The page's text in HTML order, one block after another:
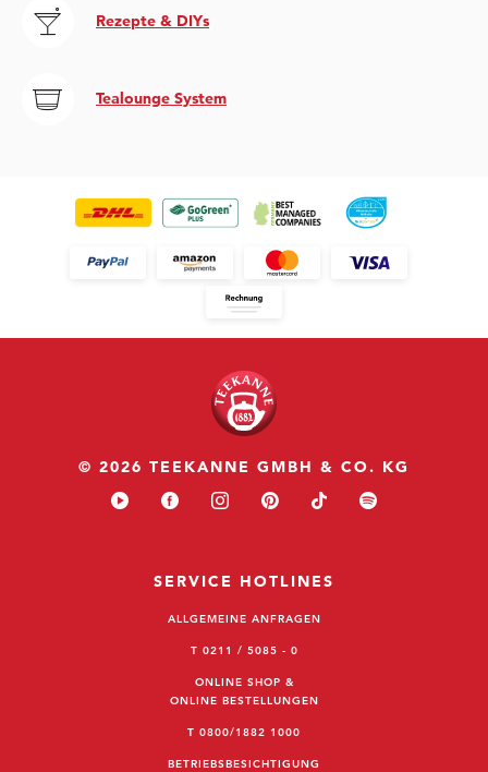
Rezepte & DIYs
Tealounge System
© 2026 TEEKANNE GMBH & CO. KG
SERVICE HOTLINES
ALLGEMEINE ANFRAGEN
T 0211 / 5085 - 0
ONLINE SHOP &
ONLINE BESTELLUNGEN
T 0800/1882 1000
BETRIEBSBESICHTIGUNG